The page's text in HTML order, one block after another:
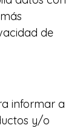
de
informar a
y/o